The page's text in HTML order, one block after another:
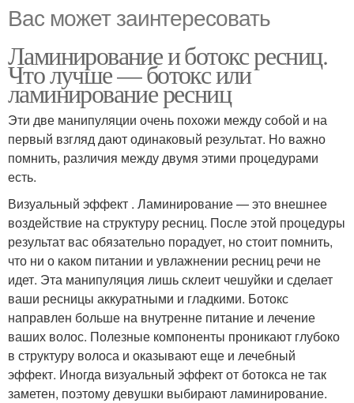
Вас может заинтересовать
Ламинирование и ботокс ресниц.
Что лучше — ботокс или
ламинирование ресниц
Эти две манипуляции очень похожи между собой и на
первый взгляд дают одинаковый результат. Но важно
помнить, различия между двумя этими процедурами
есть.
Визуальный эффект . Ламинирование — это внешнее
воздействие на структуру ресниц. После этой процедуры
результат вас обязательно порадует, но стоит помнить,
что ни о каком питании и увлажнении ресниц речи не
идет. Эта манипуляция лишь склеит чешуйки и сделает
ваши ресницы аккуратными и гладкими. Ботокс
направлен больше на внутренне питание и лечение
ваших волос. Полезные компоненты проникают глубоко
в структуру волоса и оказывают еще и лечебный
эффект. Иногда визуальный эффект от ботокса не так
заметен, поэтому девушки выбирают ламинирование.